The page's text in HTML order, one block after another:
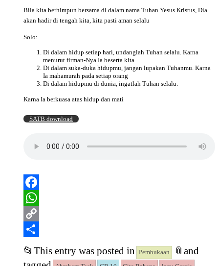
Bila kita berhimpun bersama di dalam nama Tuhan Yesus Kristus, Dia
akan hadir di tengah kita, kita pasti aman selalu
Solo:
Di dalam hidup setiap hari, undanglah Tuhan selalu. Karna
menurut firman-Nya Ia beserta kita
Di dalam suka-duka hidupmu, jangan lupakan Tuhanmu. Karna
Ia mahamurah pada setiap orang
Di dalam hidupmu di dunia, ingatlah Tuhan selalu.
Karna Ia berkuasa atas hidup dan mati
SATB download
Facebook
WhatsApp
Copy
Link
Share
📂 This entry was posted in Pembukaan 📎 and